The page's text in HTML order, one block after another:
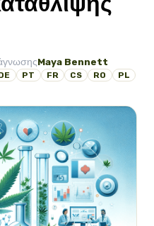
Maya Bennett
PT FR CS RO
PL